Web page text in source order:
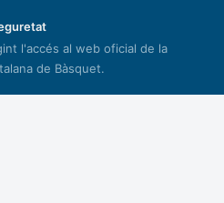
l'accés al web oficial de la
de Bàsquet.